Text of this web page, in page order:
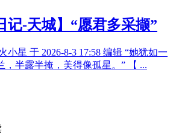
记-天城】“愿君多采撷”
小星 于 2026-8-3 17:58 编辑 “她犹如一
，半露半掩，美得像孤星。” 【 ...